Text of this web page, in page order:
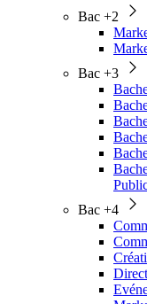
Bac +2
Bac +3
Bac +4